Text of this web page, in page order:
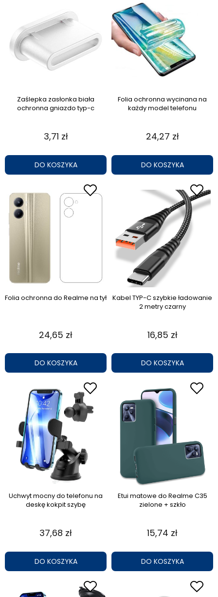
Zaślepka zasłonka biała
ochronna gniazdo typ-c
3,71 zł
DO KOSZYKA
Folia ochronna wycinana na
każdy model telefonu
24,27 zł
DO KOSZYKA
Folia ochronna do Realme na tył
24,65 zł
DO KOSZYKA
Kabel TYP-C szybkie ładowanie
2 metry czarny
16,85 zł
DO KOSZYKA
Uchwyt mocny do telefonu na
deskę kokpit szybę
37,68 zł
DO KOSZYKA
Etui matowe do Realme C35
zielone + szkło
15,74 zł
DO KOSZYKA